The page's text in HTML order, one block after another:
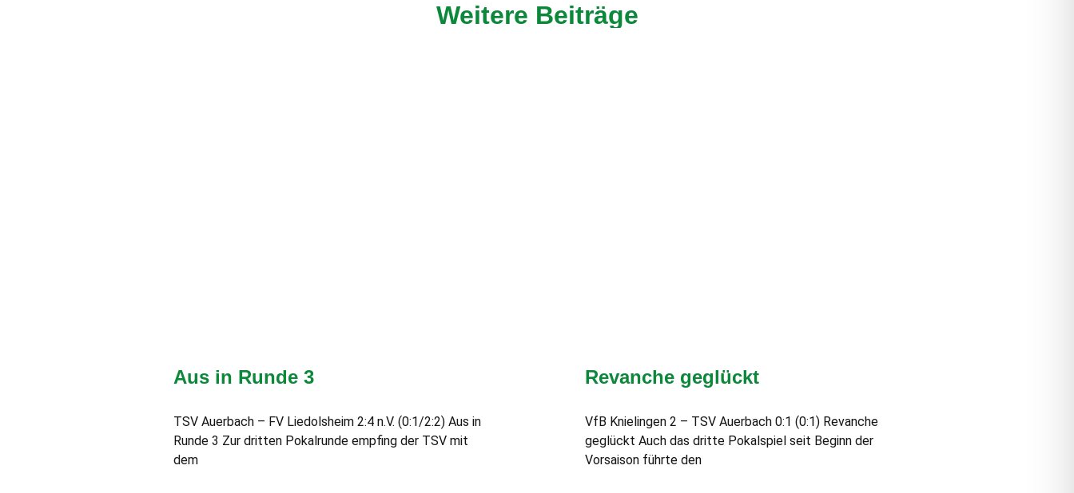
Weitere Beiträge
Aus in Runde 3
TSV Auerbach – FV Liedolsheim 2:4 n.V. (0:1/2:2) Aus in
Runde 3 Zur dritten Pokalrunde empfing der TSV mit
dem
Revanche geglückt
VfB Knielingen 2 – TSV Auerbach 0:1 (0:1) Revanche
geglückt Auch das dritte Pokalspiel seit Beginn der
Vorsaison führte den